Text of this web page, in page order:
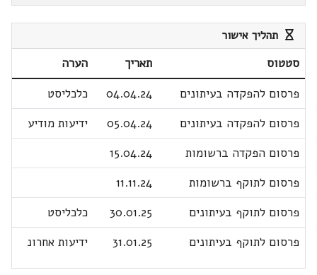
תהליך אישור
סטטוס תאריך
הערה
פרסום להפקדה בעיתונים
04.04.24
כלכליסט
פרסום להפקדה בעיתונים
05.04.24
ידיעות מודיע
פרסום הפקדה ברשומות
15.04.24
פרסום לתוקף ברשומות
11.11.24
פרסום לתוקף בעיתונים
30.01.25
כלכליסט
פרסום לתוקף בעיתונים
31.01.25 ידיעות אחרונ